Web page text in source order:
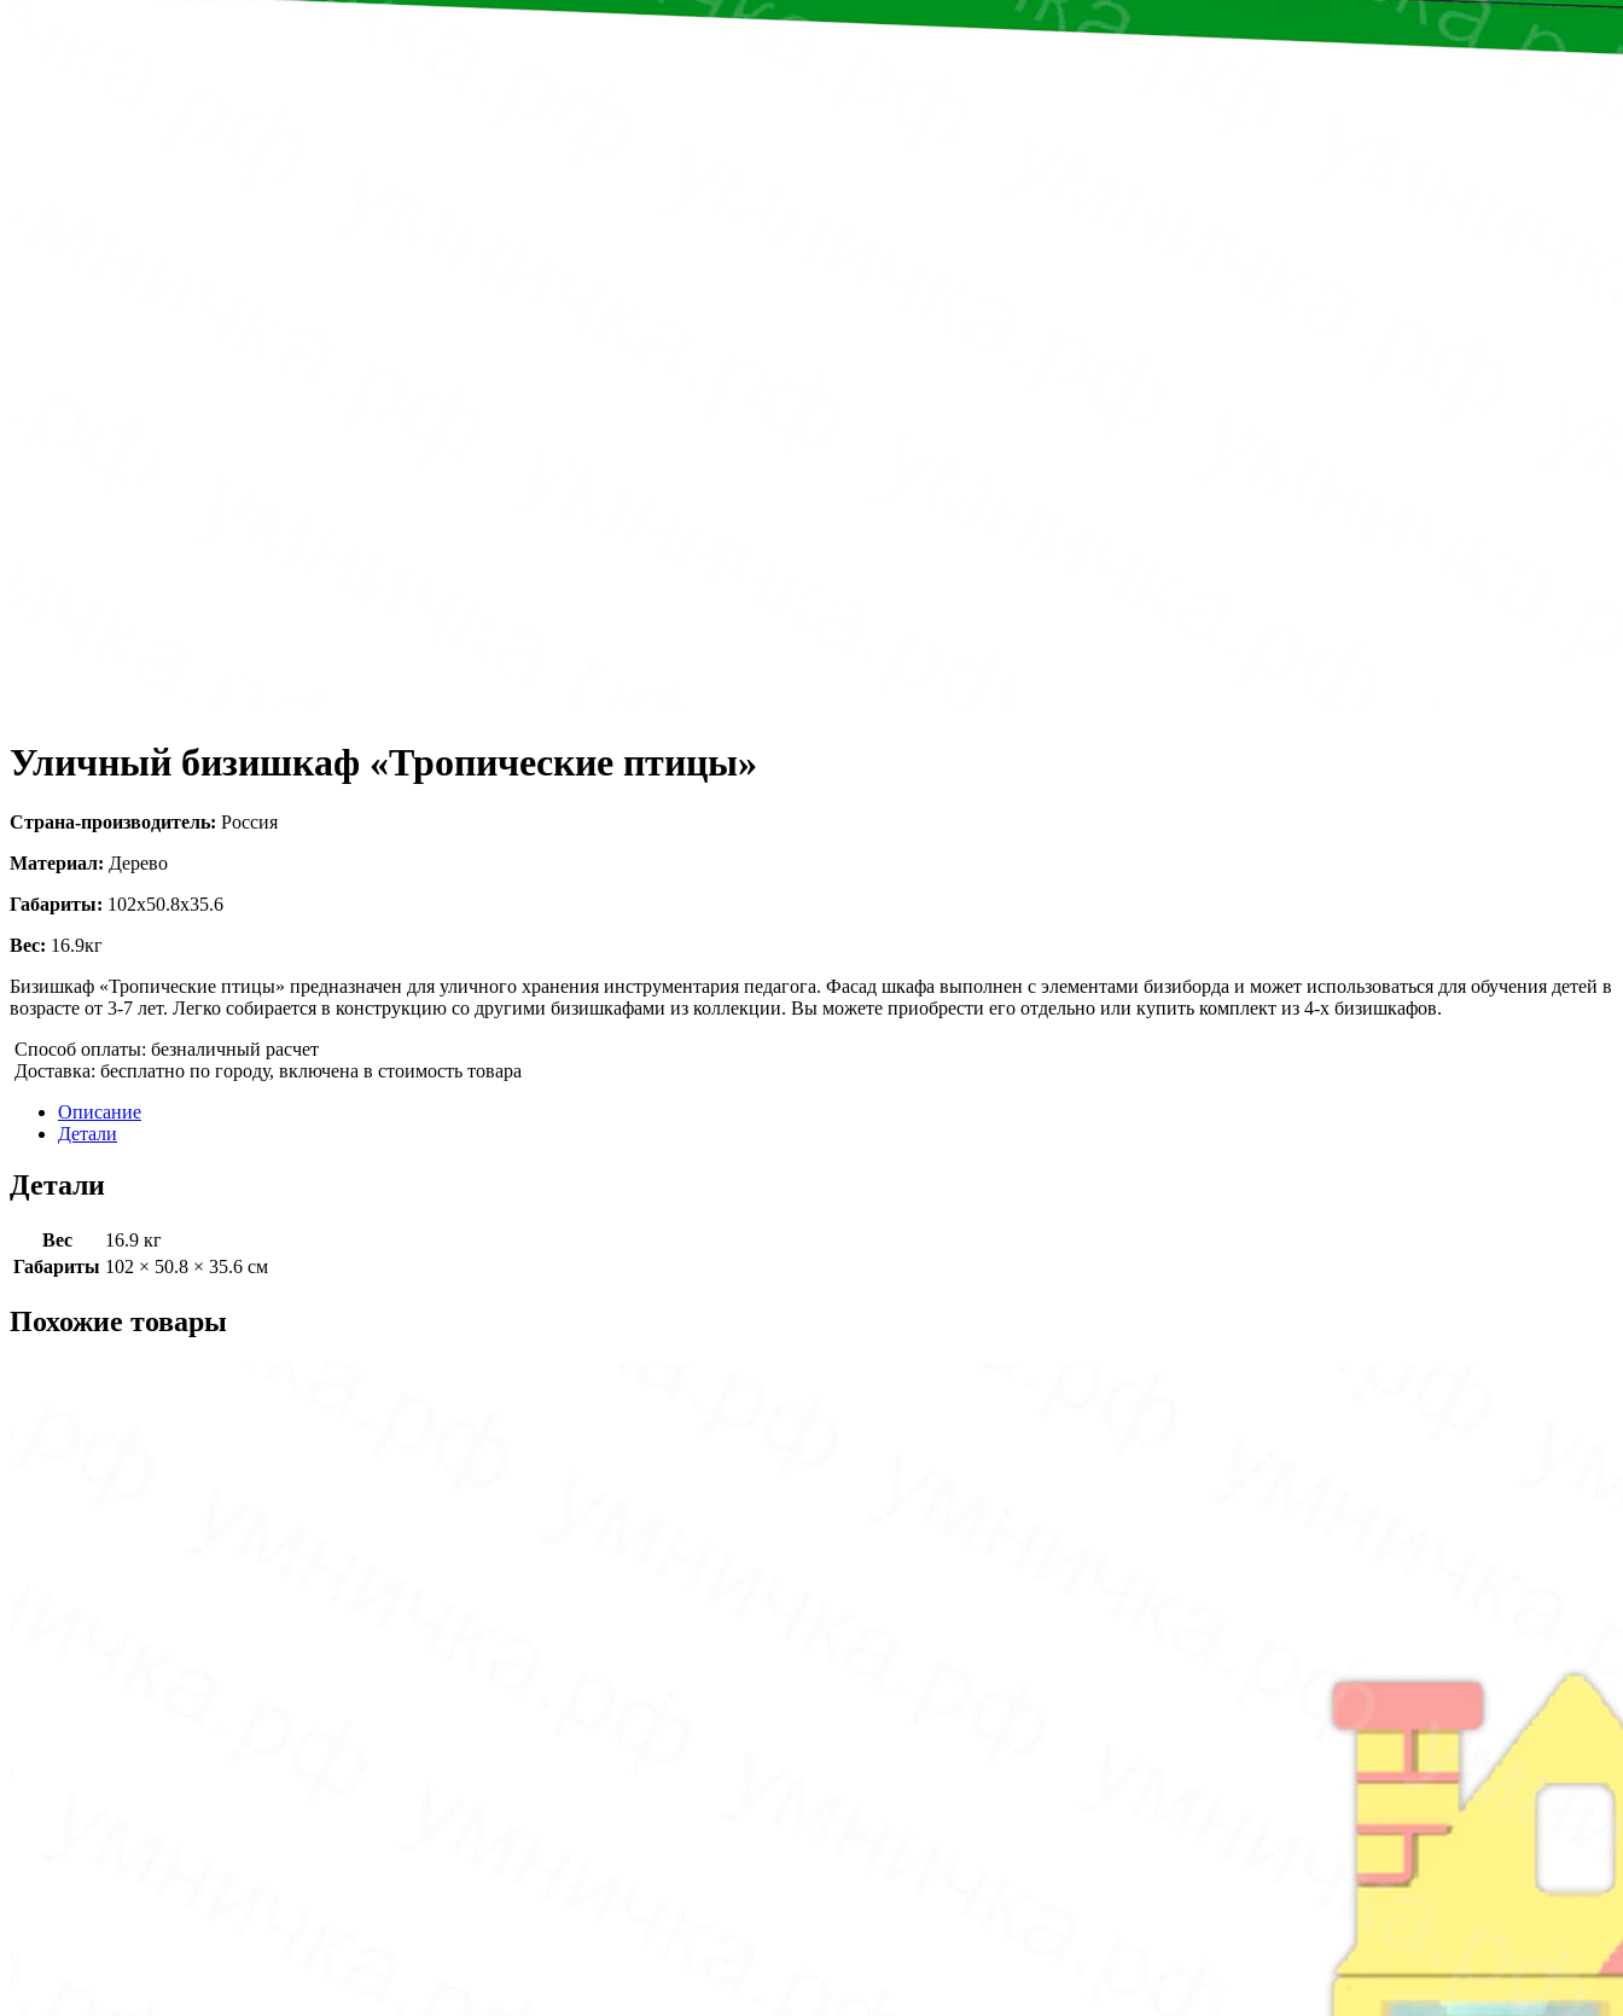
Уличный бизишкаф «Тропические птицы»
Страна-производитель: Россия
Материал: Дерево
Габариты: 102x50.8x35.6
Вес: 16.9кг
Бизишкаф «Тропические птицы» предназначен для уличного хранения инструментария педагога. Фасад шкафа выполнен с элементами бизиборда и может использоваться для обучения детей в
возрасте от 3-7 лет. Легко собирается в конструкцию со другими бизишкафами из коллекции. Вы можете приобрести его отдельно или купить комплект из 4-х бизишкафов.
Способ оплаты: безналичный расчет
Доставка: бесплатно по городу, включена в стоимость товара
Описание
Детали
Детали
Вес
16.9 кг
Габариты 102 × 50.8 × 35.6 см
Похожие товары